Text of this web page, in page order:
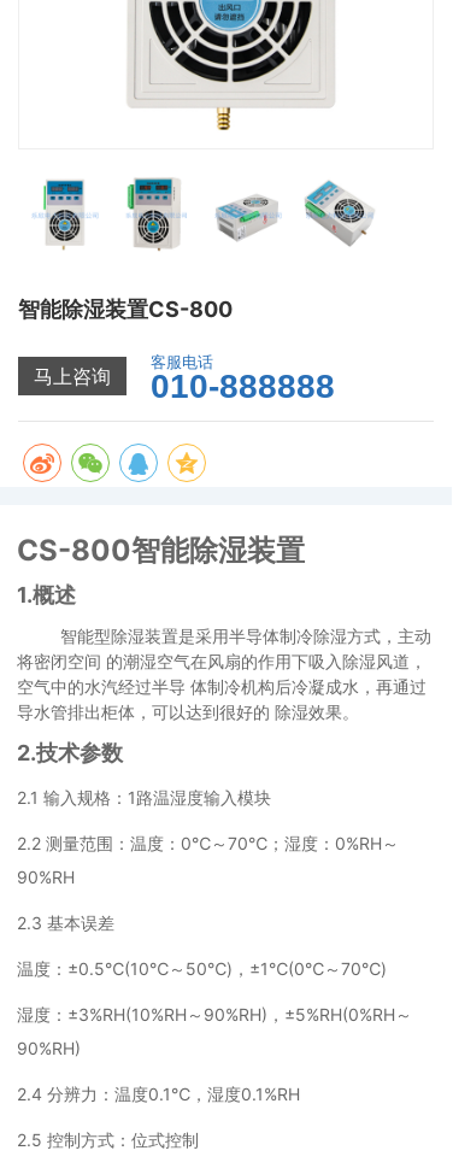
智能除湿装置CS-800
马上咨询
客服电话
010-888888
CS-800智能除湿装置
1.概述
智能型除湿装置是采用半导体制冷除湿方式，主动
将密闭空间 的潮湿空气在风扇的作用下吸入除湿风道，
空气中的水汽经过半导 体制冷机构后冷凝成水，再通过
导水管排出柜体，可以达到很好的 除湿效果。
2.技术参数
2.1 输入规格：1路温湿度输入模块
2.2 测量范围：温度：0℃～70℃；湿度：0%RH～
90%RH
2.3 基本误差
温度：±0.5℃(10℃～50℃)，±1℃(0℃～70℃)
湿度：±3%RH(10%RH～90%RH)，±5%RH(0%RH～
90%RH)
2.4 分辨力：温度0.1℃，湿度0.1%RH
2.5 控制方式：位式控制